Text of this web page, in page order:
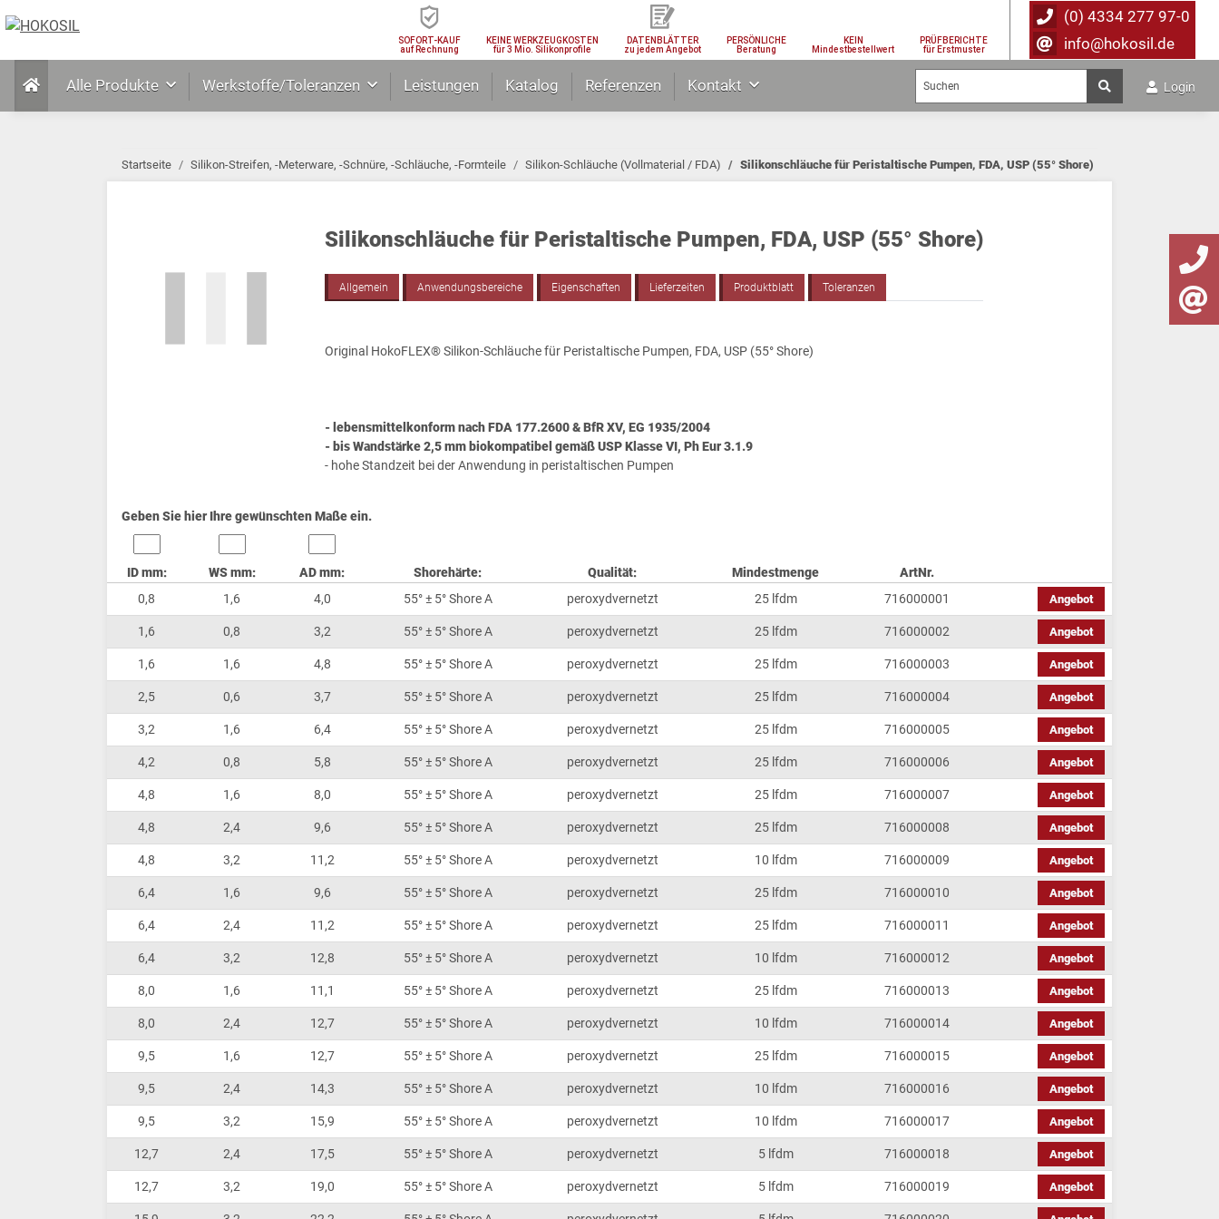
SOFORT-KAUF
auf Rechnung
KEINE WERKZEUGKOSTEN
für 3 Mio. Silikonprofile
DATENBLÄTTER
zu jedem Angebot
PERSÖNLICHE
Beratung
KEIN
Mindestbestellwert
PRÜFBERICHTE
für Erstmuster
(0) 4334 277 97-0
info@hokosil.de
Login
Alle Produkte Werkstoffe/Toleranzen Leistungen Katalog Referenzen Kontakt
Startseite Silikon-Streifen, -Meterware, -Schnüre, -Schläuche, -Formteile Silikon-Schläuche (Vollmaterial / FDA) Silikonschläuche für Peristaltische Pumpen, FDA, USP (55° Shore)
Silikonschläuche für Peristaltische Pumpen, FDA, USP (55° Shore)
Allgemein Anwendungsbereiche Eigenschaften Lieferzeiten Produktblatt Toleranzen
Original HokoFLEX® Silikon-Schläuche für Peristaltische Pumpen, FDA, USP (55° Shore)
- lebensmittelkonform nach FDA 177.2600 & BfR XV, EG 1935/2004
- bis Wandstärke 2,5 mm biokompatibel gemäß USP Klasse VI, Ph Eur 3.1.9
- hohe Standzeit bei der Anwendung in peristaltischen Pumpen
Geben Sie hier Ihre gewünschten Maße ein.
ID mm: WS mm: AD mm: Shorehärte: Qualität: Mindestmenge
ArtNr.
0,8
1,6 4,0 55° ± 5° Shore A peroxydvernetzt 25 lfdm 716000001 Angebot
1,6 0,8 3,2 55° ± 5° Shore A peroxydvernetzt 25 lfdm 716000002 Angebot
1,6 1,6 4,8 55° ± 5° Shore A peroxydvernetzt 25 lfdm 716000003 Angebot
2,5 0,6 3,7 55° ± 5° Shore A peroxydvernetzt 25 lfdm 716000004 Angebot
3,2 1,6 6,4 55° ± 5° Shore A peroxydvernetzt 25 lfdm 716000005 Angebot
4,2 0,8 5,8 55° ± 5° Shore A peroxydvernetzt 25 lfdm 716000006 Angebot
4,8 1,6 8,0 55° ± 5° Shore A peroxydvernetzt 25 lfdm 716000007 Angebot
4,8 2,4 9,6 55° ± 5° Shore A peroxydvernetzt 25 lfdm 716000008 Angebot
4,8 3,2 11,2 55° ± 5° Shore A peroxydvernetzt 10 lfdm 716000009 Angebot
6,4 1,6 9,6 55° ± 5° Shore A peroxydvernetzt 25 lfdm 716000010 Angebot
6,4 2,4 11,2 55° ± 5° Shore A peroxydvernetzt 25 lfdm 716000011 Angebot
6,4 3,2 12,8 55° ± 5° Shore A peroxydvernetzt 10 lfdm 716000012 Angebot
8,0 1,6 11,1 55° ± 5° Shore A peroxydvernetzt 25 lfdm 716000013 Angebot
8,0 2,4 12,7 55° ± 5° Shore A peroxydvernetzt 10 lfdm 716000014 Angebot
9,5 1,6 12,7 55° ± 5° Shore A peroxydvernetzt 25 lfdm 716000015 Angebot
9,5 2,4 14,3 55° ± 5° Shore A peroxydvernetzt 10 lfdm 716000016 Angebot
9,5 3,2 15,9 55° ± 5° Shore A peroxydvernetzt 10 lfdm 716000017 Angebot
12,7 2,4 17,5 55° ± 5° Shore A peroxydvernetzt 5 lfdm 716000018 Angebot
12,7 3,2 19,0 55° ± 5° Shore A peroxydvernetzt 5 lfdm 716000019 Angebot